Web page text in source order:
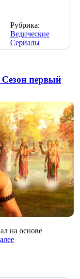
Рубрика:
Ведические
Сериалы
первый
на основе